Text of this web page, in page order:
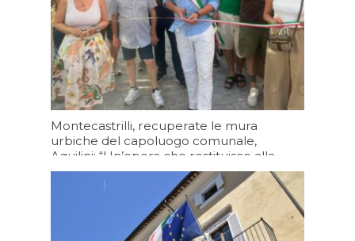
Montecastrilli, recuperate le mura
urbiche del capoluogo comunale,
Aquilini: “Un’opera che restituisce alla
cittadinanza un luogo che racconta la
storia della nostra comunità”